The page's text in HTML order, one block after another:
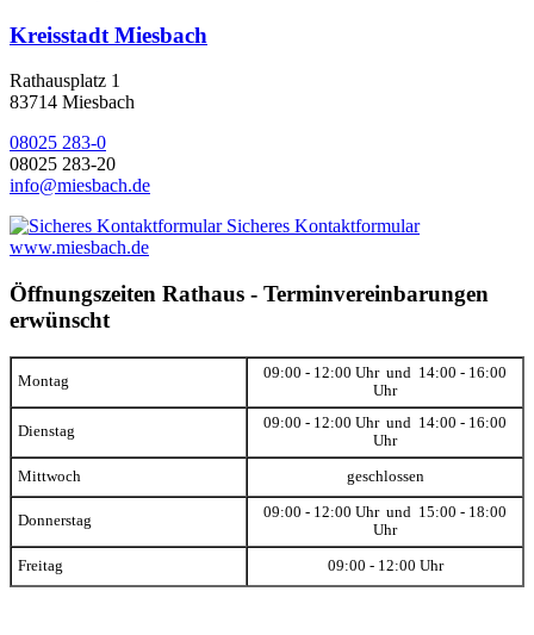
Kreisstadt Miesbach
Rathausplatz 1
83714 Miesbach
08025 283-0
08025 283-20
info@miesbach.de
Sicheres Kontaktformular
www.miesbach.de
Öffnungszeiten Rathaus - Terminvereinbarungen
erwünscht
Montag
09:00 - 12:00 Uhr und 14:00 - 16:00
Uhr
Dienstag
09:00 - 12:00 Uhr und 14:00 - 16:00
Uhr
Mittwoch geschlossen
Donnerstag
09:00 - 12:00 Uhr und 15:00 - 18:00
Uhr
Freitag 09:00 - 12:00 Uhr